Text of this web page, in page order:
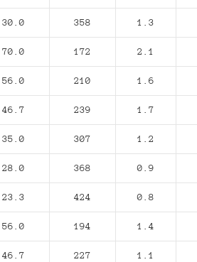
30.0 358 1.3
70.0 172 2.1
56.0 210 1.6
46.7 239 1.7
35.0 307 1.2
28.0 368 0.9
23.3 424 0.8
56.0 194 1.4
46.7 227 1.1